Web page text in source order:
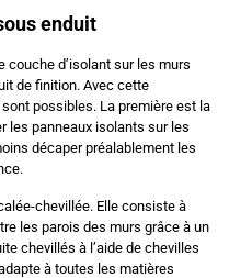
enduit
couche d’isolant sur les murs
de finition. Avec cette
possibles. La première est la
les panneaux isolants sur les
décaper préalablement les
chevillée. Elle consiste à
les parois des murs grâce à un
chevillés à l’aide de chevilles
à toutes les matières